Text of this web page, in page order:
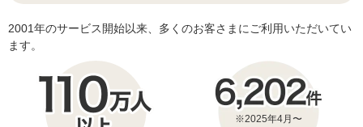
2001年のサービス開始以来、多くのお客さまにご利用いただいてい
ます。
※2025年4月〜